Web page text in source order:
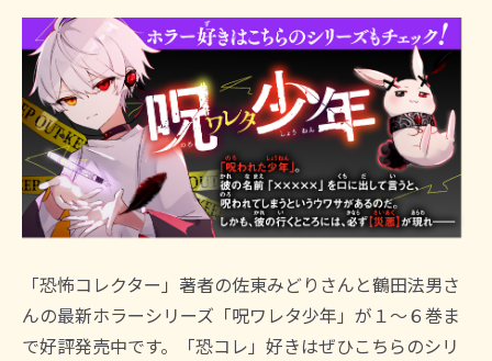
「恐怖コレクター」著者の佐東みどりさんと鶴田法男さ
んの最新ホラーシリーズ「呪ワレタ少年」が１～６巻ま
で好評発売中です。「恐コレ」好きはぜひこちらのシリ